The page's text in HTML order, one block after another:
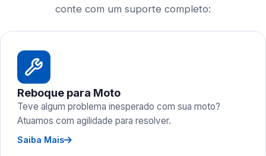
conte com um suporte completo:
Reboque para Moto
Teve algum problema inesperado com sua moto?
Atuamos com agilidade para resolver.
Saiba Mais